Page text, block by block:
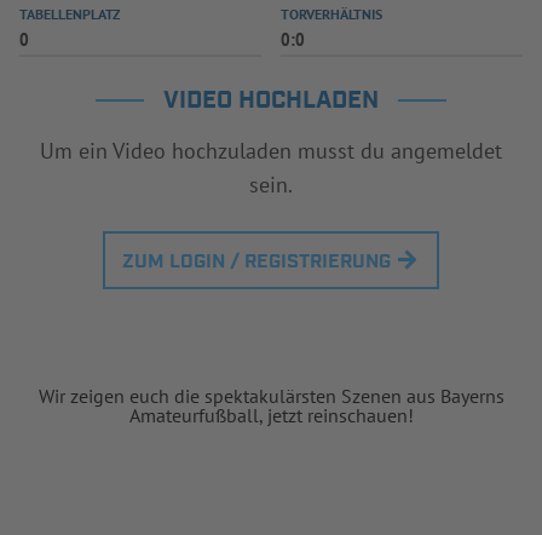
TABELLENPLATZ
0
TORVERHÄLTNIS
0:0
VIDEO HOCHLADEN
Um ein Video hochzuladen musst du angemeldet
sein.
ZUM LOGIN / REGISTRIERUNG
Wir zeigen euch die spektakulärsten Szenen aus Bayerns
Amateurfußball, jetzt reinschauen!